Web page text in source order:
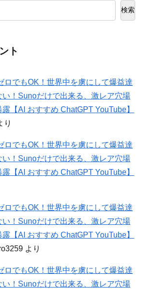
検索
ト
ロでもOK！世界中を虜にして爆益達
い！Sunoだけで出来る、激レア穴場
【AI おすすめ ChatGPT YouTube】
り
ロでもOK！世界中を虜にして爆益達
い！Sunoだけで出来る、激レア穴場
【AI おすすめ ChatGPT YouTube】
ロでもOK！世界中を虜にして爆益達
い！Sunoだけで出来る、激レア穴場
【AI おすすめ ChatGPT YouTube】
より
ロでもOK！世界中を虜にして爆益達
い！Sunoだけで出来る、激レア穴場